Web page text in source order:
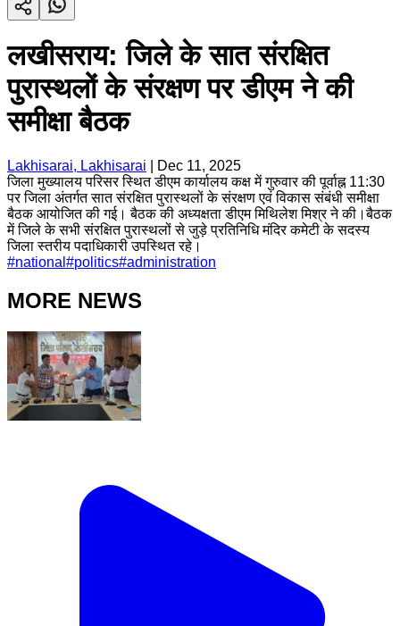
लखीसराय: जिले के सात संरक्षित
पुरास्थलों के संरक्षण पर डीएम ने की
समीक्षा बैठक
Lakhisarai, Lakhisarai
Dec 11, 2025
जिला मुख्यालय परिसर स्थित डीएम कार्यालय कक्ष में गुरुवार की पूर्वाह्न 11:30
पर जिला अंतर्गत सात संरक्षित पुरास्थलों के संरक्षण एवं विकास संबंधी समीक्षा
बैठक आयोजित की गई। बैठक की अध्यक्षता डीएम मिथिलेश मिश्र ने की।बैठक
में जिले के सभी संरक्षित पुरास्थलों से जुड़े प्रतिनिधि मंदिर कमेटी के सदस्य
जिला स्तरीय पदाधिकारी उपस्थित रहे।
#national #politics#administration
MORE NEWS